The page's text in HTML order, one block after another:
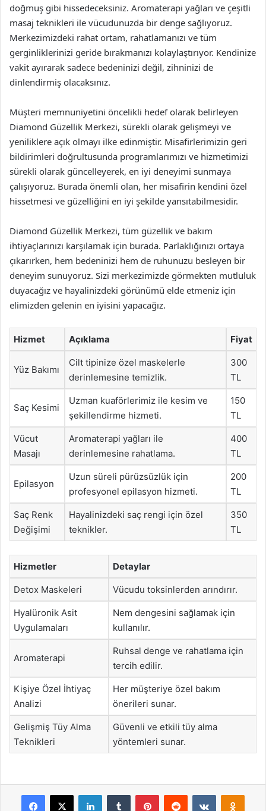
doğmuş gibi hissedeceksiniz. Aromaterapi yağları ve çeşitli
masaj teknikleri ile vücudunuzda bir denge sağlıyoruz.
Merkezimizdeki rahat ortam, rahatlamanızı ve tüm
gerginliklerinizi geride bırakmanızı kolaylaştırıyor. Kendinize
vakit ayırarak sadece bedeninizi değil, zihninizi de
dinlendirmiş olacaksınız.
Müşteri memnuniyetini öncelikli hedef olarak belirleyen
Diamond Güzellik Merkezi, sürekli olarak gelişmeyi ve
yeniliklere açık olmayı ilke edinmiştir. Misafirlerimizin geri
bildirimleri doğrultusunda programlarımızı ve hizmetimizi
sürekli olarak güncelleyerek, en iyi deneyimi sunmaya
çalışıyoruz. Burada önemli olan, her misafirin kendini özel
hissetmesi ve güzelliğini en iyi şekilde yansıtabilmesidir.
Diamond Güzellik Merkezi, tüm güzellik ve bakım
ihtiyaçlarınızı karşılamak için burada. Parlaklığınızı ortaya
çıkarırken, hem bedeninizi hem de ruhunuzu besleyen bir
deneyim sunuyoruz. Sizi merkezimizde görmekten mutluluk
duyacağız ve hayalinizdeki görünümü elde etmeniz için
elimizden gelenin en iyisini yapacağız.
Hizmet Açıklama Fiyat
Yüz Bakımı
Cilt tipinize özel maskelerle
derinlemesine temizlik.
300
TL
Saç Kesimi
Uzman kuaförlerimiz ile kesim ve
şekillendirme hizmeti.
150
TL
Vücut
Masajı
Aromaterapi yağları ile
derinlemesine rahatlama.
400
TL
Epilasyon
Uzun süreli pürüzsüzlük için
profesyonel epilasyon hizmeti.
200
TL
Saç Renk
Değişimi
Hayalinizdeki saç rengi için özel
teknikler.
350
TL
Hizmetler Detaylar
Detox Maskeleri Vücudu toksinlerden arındırır.
Hyalüronik Asit
Uygulamaları
Nem dengesini sağlamak için
kullanılır.
Aromaterapi
Ruhsal denge ve rahatlama için
tercih edilir.
Kişiye Özel İhtiyaç
Analizi
Her müşteriye özel bakım
önerileri sunar.
Gelişmiş Tüy Alma
Teknikleri
Güvenli ve etkili tüy alma
yöntemleri sunar.
Facebook
X LinkedInTumblr PinterestReddit VKontakte